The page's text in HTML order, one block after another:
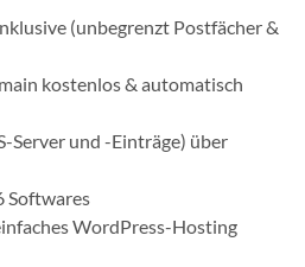
(unbegrenzt Postfächer &
kostenlos & automatisch
Server und -Einträge) über
Softwares
WordPress-Hosting